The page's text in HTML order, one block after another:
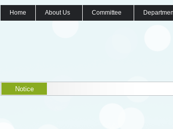
Home About Us Committee
Notice